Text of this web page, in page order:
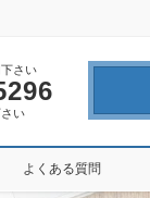
さい
い
よくある質問